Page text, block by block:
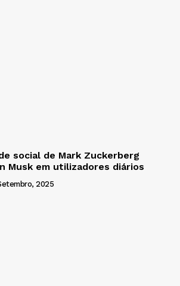
social de Mark Zuckerberg
Musk em utilizadores diários
2025